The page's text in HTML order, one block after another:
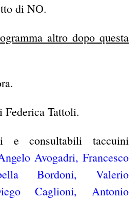
di NO.
altro dopo questa
Federica Tattoli.
e consultabili taccuini
Avogadri, Francesco
Bordoni, Valerio
Caglioni, Antonio